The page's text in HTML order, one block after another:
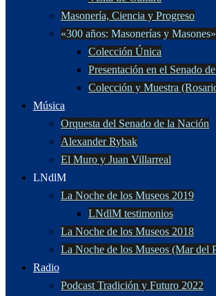
Masonería, Ciencia y Progreso
«300 años: Masonerías y Masones»
Colección Única
Presentación en el Senado
Colección y Muestra
Música
Orquesta del Senado de la Nación
Alexander Rybak
El Muro y Juan Villarreal
LNdlM
La Noche de los Museos 2019
LNdlM testimonios
La Noche de los Museos 2018
La Noche de los Museos (Mar del
Radio
Podcast Tradición y Futuro 2022